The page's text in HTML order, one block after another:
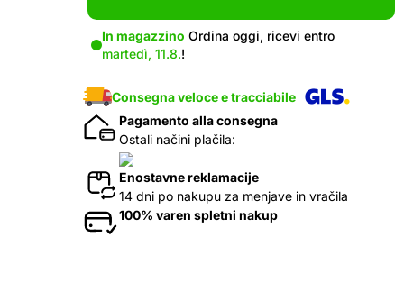
In magazzino Ordina oggi, ricevi entro
martedì, 11.8.!
Consegna veloce e tracciabile
Pagamento alla consegna
Ostali načini plačila:
Enostavne reklamacije
14 dni po nakupu za menjave in vračila
100% varen spletni nakup